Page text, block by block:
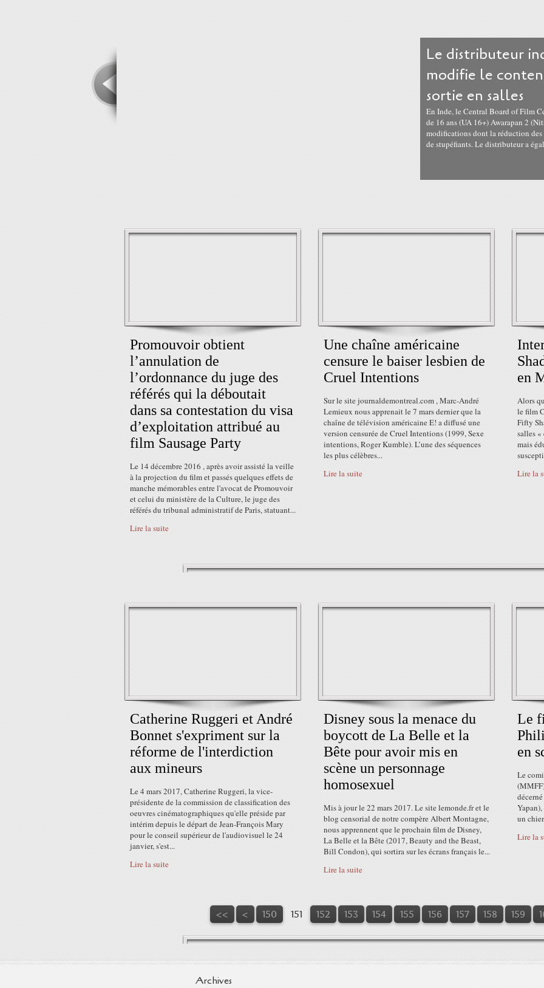
Le distributeur
modifie le
sortie en salles
En Inde, le Central Board of Film
de 16 ans (UA 16+) Awarapan 2
modifications dont la réduction
de stupéfiants. Le distributeur a
Promouvoir obtient
l’annulation de
l’ordonnance du juge des
référés qui la déboutait
dans sa contestation du visa
d’exploitation attribué au
film Sausage Party
Le 14 décembre 2016 , après avoir assisté la veille
à la projection du film et passés quelques effets de
manche mémorables entre l'avocat de Promouvoir
et celui du ministère de la Culture, le juge des
référés du tribunal administratif de Paris, statuant...
Lire la suite
Une chaîne américaine
censure le baiser lesbien de
Cruel Intentions
Sur le site journaldemontreal.com , Marc-André
Lemieux nous apprenait le 7 mars dernier que la
chaîne de télévision américaine E! a diffusé une
version censurée de Cruel Intentions (1999, Sexe
intentions, Roger Kumble). L’une des séquences
les plus célèbres...
Lire la suite
en
Alors
le film
Fifty
salles «
mais
Lire la
Catherine Ruggeri et André
Bonnet s'expriment sur la
réforme de l'interdiction
aux mineurs
Le 4 mars 2017, Catherine Ruggeri, la vice-
présidente de la commission de classification des
oeuvres cinématographiques qu'elle préside par
intérim depuis le départ de Jean-François Mary
pour le conseil supérieur de l'audiovisuel le 24
janvier, s'est...
Lire la suite
Disney sous la menace du
boycott de La Belle et la
Bête pour avoir mis en
scène un personnage
homosexuel
Mis à jour le 22 mars 2017. Le site lemonde.fr et le
blog censorial de notre compère Albert Montagne,
nous apprennent que le prochain film de Disney,
La Belle et la Bête (2017, Beauty and the Beast,
Bill Condon), qui sortira sur les écrans français le...
Lire la suite
Le
en
Le
un
Lire la
<< < 100
110
120
130
140
150 151 152 153 154 155 156 157 158 159
Archives